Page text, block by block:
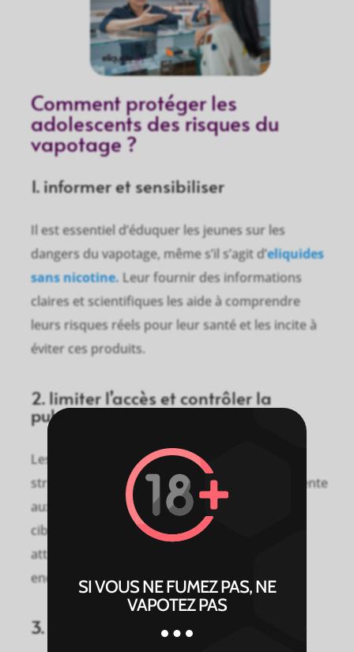
Comment protéger les
adolescents des risques du
vapotage ?
1. informer et sensibiliser
Il est essentiel d’éduquer les jeunes sur les
dangers du vapotage, même s’il s’agit d’eliquides
sans nicotine.Leur fournir des informations
claires et scientifiques les aide à comprendre
leurs risques réels pour leur santé et les incite à
éviter ces produits.
2. limiter l’accès et contrôler la
publicité
Les e-cigarettes doivent être réglementées
strictement, notamment en interdisant leur vente
aux mineurs. Les stratégies de marketing qui
ciblent les jeunes, en utilisant des designs
attrayants et des
encadrées afin de réduire leur influence.
3. proposer des alternatives saines
SI VOUS NE FUMEZ PAS, NE
VAPOTEZ PAS